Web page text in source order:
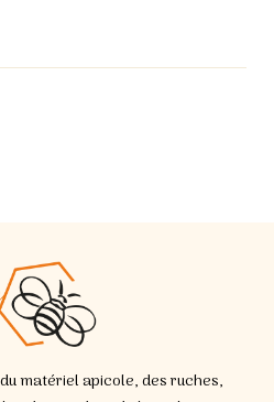
matériel apicole, des ruches,